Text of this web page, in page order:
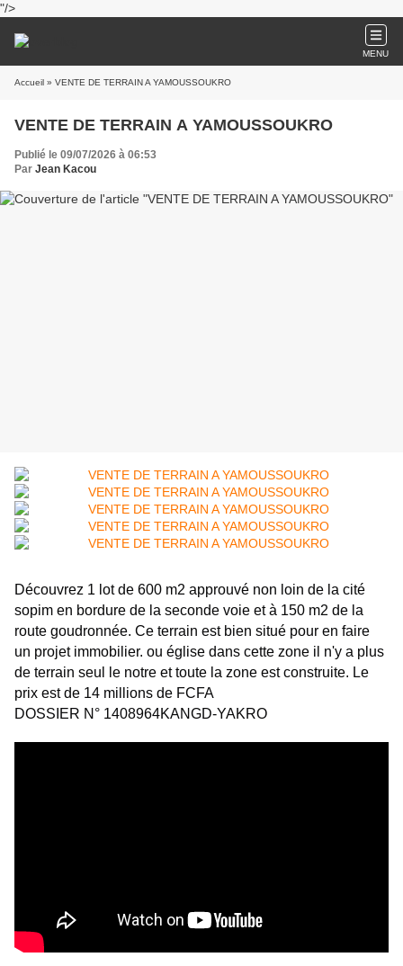
"/>
MENU
Accueil » VENTE DE TERRAIN A YAMOUSSOUKRO
VENTE DE TERRAIN A YAMOUSSOUKRO
Publié le 09/07/2026 à 06:53
Par Jean Kacou
Découvrez 1 lot de 600 m2 approuvé non loin de la cité
sopim en bordure de la seconde voie et à 150 m2 de la
route goudronnée. Ce terrain est bien situé pour en faire
un projet immobilier. ou église dans cette zone il n'y a plus
de terrain seul le notre et toute la zone est construite. Le
prix est de 14 millions de FCFA
DOSSIER N° 1408964KANGD-YAKRO